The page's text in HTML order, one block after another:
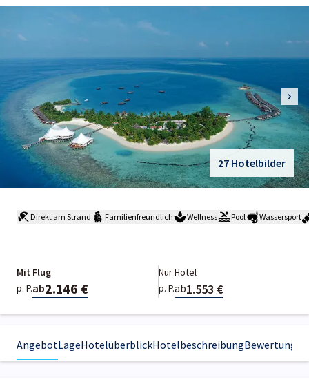
27 Hotelbilder
Direkt am Strand Familienfreundlich Wellness Pool Wassersport
Mit Flug
p. P.ab2.146 €
Nur Hotel
p. P.ab1.553 €
AngebotLageHotelüberblickHotelbeschreibungBewertungen